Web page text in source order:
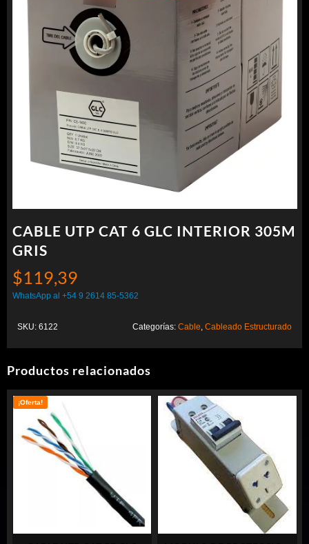
CABLE UTP CAT 6 GLC INTERIOR 305M
GRIS
$119,39
WhatsApp al +54 9 2614 85-5362
SKU: 6122 Categorías: Cable, Cableado Estructurado
Productos relacionados
¡Oferta!